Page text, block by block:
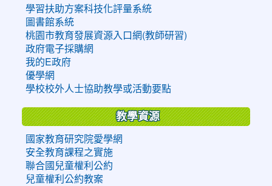
學習扶助方案科技化評量系統
圖書館系統
桃園市教育發展資源入口網(教師研習)
政府電子採購網
我的E政府
優學網
學校校外人士協助教學或活動要點
教學資源
國家教育研究院愛學網
安全教育課程之實施
聯合國兒童權利公約
兒童權利公約教案